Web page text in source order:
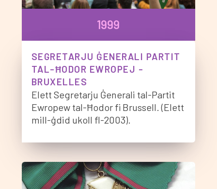
1999
SEGRETARJU ĠENERALI PARTIT
TAL-ĦODOR EWROPEJ -
BRUXELLES
Elett Segretarju Ġenerali tal-Partit
Ewropew tal-Ħodor fi Brussell. (Elett
mill-ġdid ukoll fl-2003).